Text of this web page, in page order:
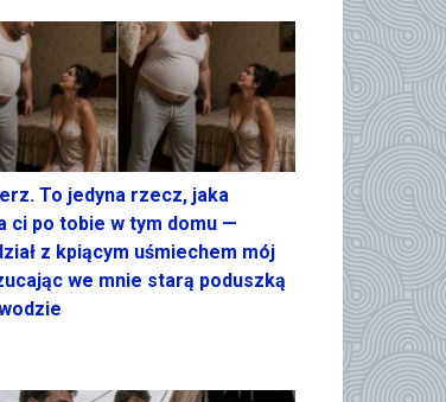
To jedyna rzecz, jaka
ci po tobie w tym domu —
z kpiącym uśmiechem mój
we mnie starą poduszką